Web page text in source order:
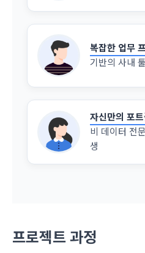
나. 교육
다. 인재풀 등록 서비스
라. 커리어 개발과 대회와 관련된
마. 기타 "회사"가 추가 개발하거
2. "회사"는 필요한 경우 서비스
있다. 단, 이 경우 "회사"는 추가
지해야 한다.
제 8 조 (회원 정보 노출)
4. 수집한 개인정보의 이용
관리, 서비스 개발·제공 및 향상
등 아래의 목적으로만 개인정보
를 이용합니다.
콘텐츠 등 기존 서비스 제공(광
복잡한 업무
기반의 사내
자신만의 포
비 데이터 전
생
프로젝트 과정